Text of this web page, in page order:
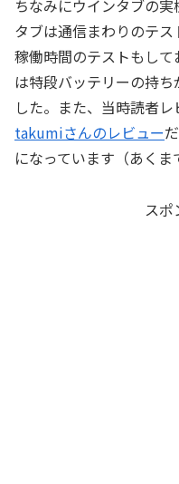
ちなみにウインタブの
タブは通信まわりのテ
稼働時間のテストもし
は特段バッテリーの持
した。また、当時読者
takumiさんのレビュー
になっています（あくま
スポ